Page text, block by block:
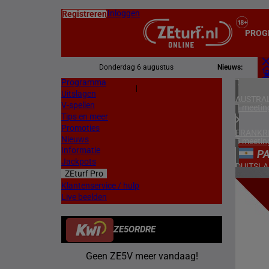
RegistrerenInloggen
Donderdag 6 augustus Nieuws:
Programma
Uitslagen
V-spellen
Tips en meer
Promoties
Nieuws
Informatie
Jackpots
ZEturf Pro
Klantenservice / hulp
Live beelden
ZE5ORDRE
Geen ZE5V meer vandaag!
4
5
ZWEDEN
3
5
17/04/